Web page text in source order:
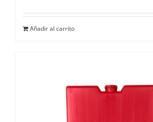
Añadir al carrito